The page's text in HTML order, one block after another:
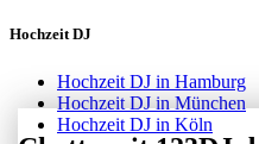
Hochzeit DJ
Hochzeit DJ in Hamburg
Hochzeit DJ in München
Hochzeit DJ in Köln